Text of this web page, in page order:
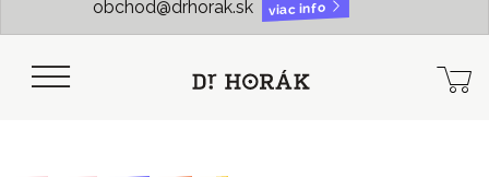
obchod@drhorak.sk
viac info